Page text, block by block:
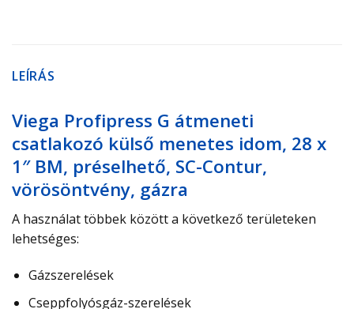
LEÍRÁS
Viega Profipress G átmeneti
csatlakozó külső menetes idom, 28 x
1″ BM, préselhető, SC-Contur,
vörösöntvény, gázra
A használattöbbek közötta következő területeken
lehetséges:
Gázszerelések
Cseppfolyósgáz-​szerelések